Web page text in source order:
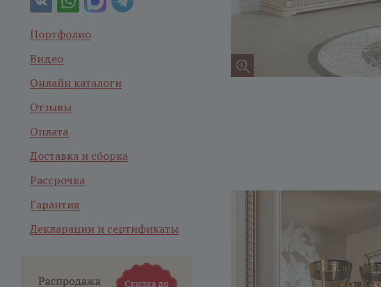
Портфолио
Видео
Онлайн каталоги
Отзывы
Оплата
Доставка и сборка
Рассрочка
Гарантия
Декларации и сертификаты